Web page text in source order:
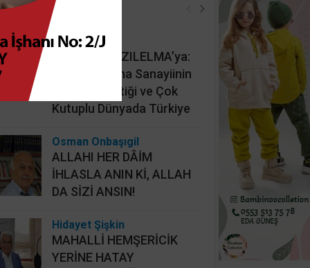
Yazarları
İsmail Cingöz
KAAN’dan KIZILELMA’ya:
Türk Savunma Sanayiinin
Yeni Jeopolitiği ve Çok
Kutuplu Dünyada Türkiye
Osman Onbaşıgil
ALLAHI HER DÂİM
İHLASLA ANIN Kİ, ALLAH
DA SİZİ ANSIN!
Hidayet Şişkin
MAHALLİ HEMŞERİCİK
YERİNE HATAY